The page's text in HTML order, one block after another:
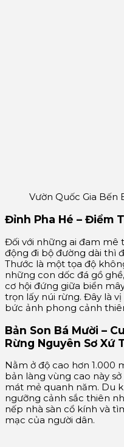
Vườn Quốc Gia Bến
Đỉnh Pha Hé – Điểm
Đối với những ai đam mê
động đi bộ đường dài thì
Thước là một tọa độ
những con dốc đá gồ
cơ hội đứng giữa biển
trọn lấy núi rừng. Đây là
bức ảnh phong cảnh
Bản Son Bá Mười –
Rừng Nguyên Sơ Xứ
Nằm ở độ cao hơn 1.000
bản làng vùng cao này
mát mẻ quanh năm. Du
ngưỡng cảnh sắc thiên
nếp nhà sàn cổ kính và
mạc của người dân.